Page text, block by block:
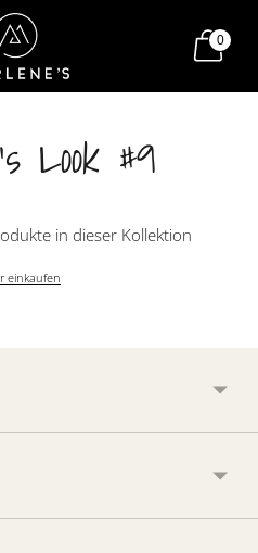
0
Look #9
in dieser Kollektion
einkaufen